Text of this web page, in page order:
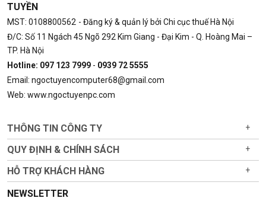
TUYỀN
MST: 0108800562 - Đăng ký & quản lý bởi Chi cục thuế Hà Nội
Đ/C: Số 11 Ngách 45 Ngõ 292 Kim Giang - Đại Kim - Q. Hoàng Mai –
TP. Hà Nội
Hotline: 097 123 7999 - 0939 72 5555
Email: ngoctuyencomputer68@gmail.com
Web: www.ngoctuyenpc.com
THÔNG TIN CÔNG TY +
QUY ĐỊNH & CHÍNH SÁCH +
HỖ TRỢ KHÁCH HÀNG +
NEWSLETTER